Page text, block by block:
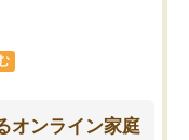
オンライン家庭